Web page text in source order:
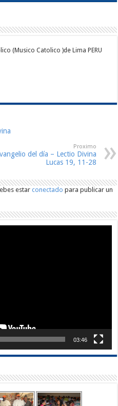
(Musico Catolico )de Lima PERU
Proximo
del día – Lectio Divina
Lucas 19, 11-28
estarconectado para publicar un
03:46